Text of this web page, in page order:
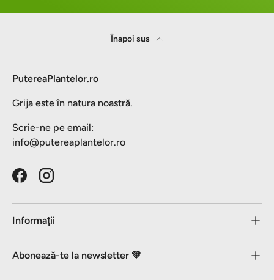
Înapoi sus
PutereaPlantelor.ro
Grija este în natura noastră.
Scrie-ne pe email:
info@putereaplantelor.ro
FacebookInstagram
Informații
Abonează-te la newsletter 💚